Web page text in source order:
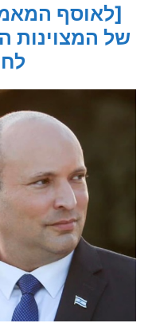
[לאוסף
של המצוינות